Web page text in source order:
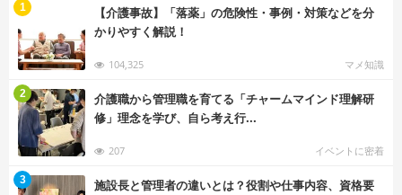
【介護事故】「落薬」の危険性・事例・対策などを分
かりやすく解説！
104,325 マメ知識
1
介護職から管理職を育てる「チャームマインド理解研
修」理念を学び、自ら考え行...
207 イベントに密着
2
施設長と管理者の違いとは？役割や仕事内容、資格要
3